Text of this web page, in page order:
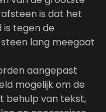
is dat het
tegen de
lang meegaat
aangepast
mogelijk om de
behulp van tekst,